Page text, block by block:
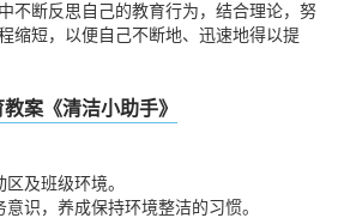
不断反思自己的教育行为，结合理论，努
缩短，以便自己不断地、迅速地得以提
案《清洁小助手》
及班级环境。
，养成保持环境整洁的习惯。